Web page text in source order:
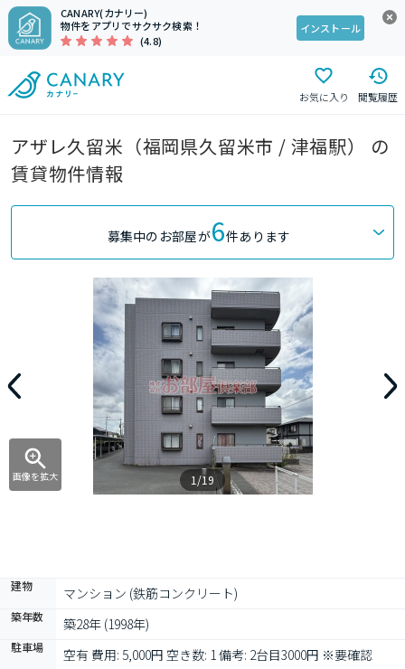
CANARY(カナリー)
物件をアプリでサクサク検索！
(4.8)
インストール
お気に入り 閲覧履歴
アザレ久留米（福岡県久留米市 / 津福駅） の
賃貸物件情報
募集中のお部屋が6件あります
画像を拡大 1/19
建物 マンション (鉄筋コンクリート)
築年数 築28年 (1998年)
駐車場 空有 費用: 5,000円 空き数: 1 備考: 2台目3000円 ※要確認